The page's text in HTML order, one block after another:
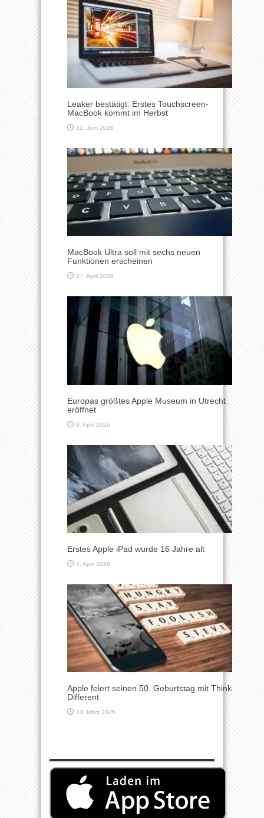
Leaker bestätigt: Erstes Touchscreen-
MacBook kommt im Herbst
12. Juni 2026
MacBook Ultra soll mit sechs neuen
Funktionen erscheinen
27. April 2026
Europas größtes Apple Museum in Utrecht
eröffnet
9. April 2026
Erstes Apple iPad wurde 16 Jahre alt
4. April 2026
Apple feiert seinen 50. Geburtstag mit Think
Different
13. März 2026